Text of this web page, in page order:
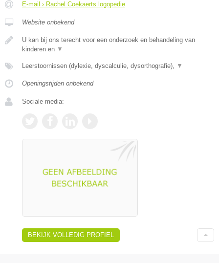
E-mail › Rachel Coekaerts logopedie
Website onbekend
U kan bij ons terecht voor een onderzoek en behandeling van
kinderen en ▼
Leerstoornissen (dylexie, dyscalculie, dysorthografie), ▼
Openingstijden onbekend
Sociale media:
BEKIJK VOLLEDIG PROFIEL